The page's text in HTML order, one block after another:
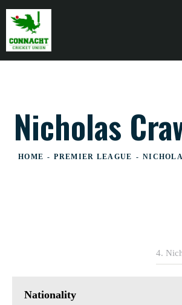
Nicholas
HOME PREMIER LEAGUE
Nationality